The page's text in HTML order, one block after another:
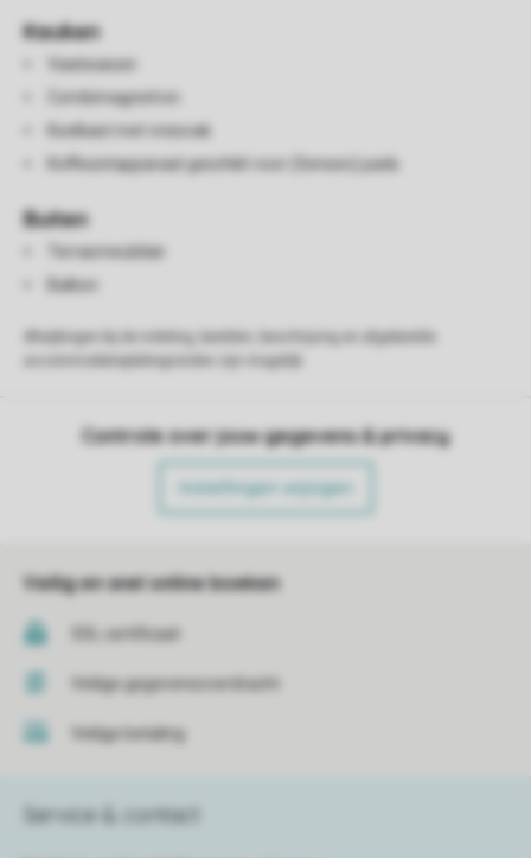
Keuken
Vaatwasser
Combimagnetron
Koelkast met vriesvak
Koffiezetapparaat geschikt voor (Senseo) pads
Buiten
Terrasmeubilair
Balkon
Controle over jouw gegevens & privacy
Instellingen wijzigen
Veilig en snel online boeken
SSL certificaat
Veilige gegevensoverdracht
Veilige betaling
Service & contact